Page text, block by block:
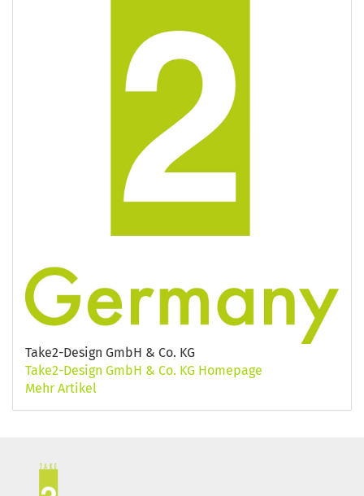
Take2-Design GmbH & Co. KG
Take2-Design GmbH & Co. KG Homepage
Mehr Artikel